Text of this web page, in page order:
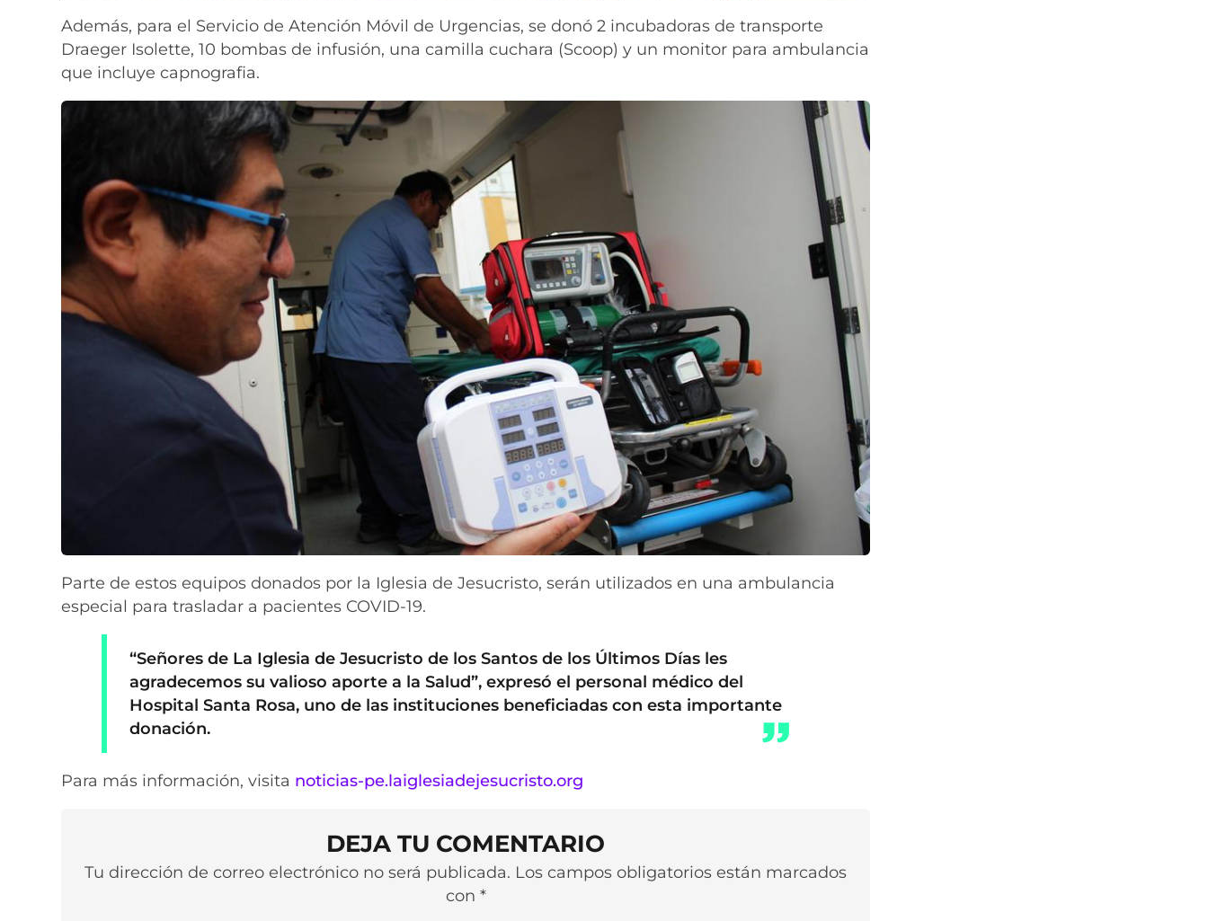
Además, para el Servicio de Atención Móvil de Urgencias, se donó 2 incubadoras de transporte
Draeger Isolette, 10 bombas de infusión, una camilla cuchara (Scoop) y un monitor para ambulancia
que incluye capnografia.
Parte de estos equipos donados por la Iglesia de Jesucristo, serán utilizados en una ambulancia
especial para trasladar a pacientes COVID-19.
“Señores de La Iglesia de Jesucristo de los Santos de los Últimos Días les
agradecemos su valioso aporte a la Salud”, expresó el personal médico del
Hospital Santa Rosa, uno de las instituciones beneficiadas con esta importante
donación.
Para más información, visita noticias-pe.laiglesiadejesucristo.org
DEJA TU COMENTARIO
Tu dirección de correo electrónico no será publicada. Los campos obligatorios están marcados
con *